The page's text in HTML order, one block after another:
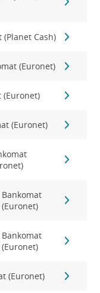
(Planet Cash)
(Euronet)
(Euronet)
(Euronet)
Bankomat
(Euronet)
Bankomat
(Euronet)
(Euronet)